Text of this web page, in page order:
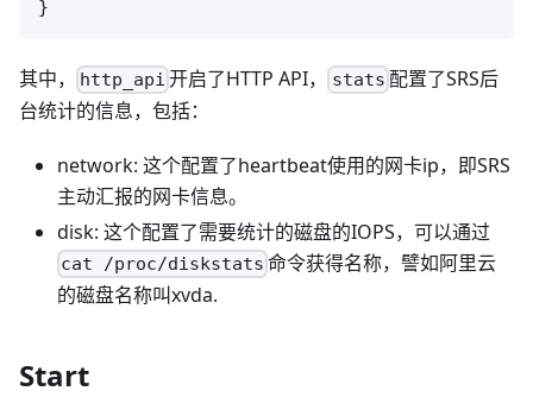
其中， http_api 开启了HTTP API， stats 配置了SRS后
台统计的信息，包括：
network: 这个配置了heartbeat使用的网卡ip，即SRS
主动汇报的网卡信息。
disk: 这个配置了需要统计的磁盘的IOPS，可以通过
cat /proc/diskstats 命令获得名称，譬如阿里云
的磁盘名称叫xvda.
Start